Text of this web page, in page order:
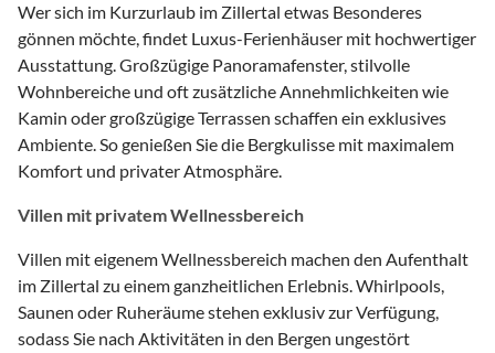
Wer sich im Kurzurlaub im Zillertal etwas Besonderes
gönnen möchte, findet Luxus-Ferienhäuser mit hochwertiger
Ausstattung. Großzügige Panoramafenster, stilvolle
Wohnbereiche und oft zusätzliche Annehmlichkeiten wie
Kamin oder großzügige Terrassen schaffen ein exklusives
Ambiente. So genießen Sie die Bergkulisse mit maximalem
Komfort und privater Atmosphäre.
Villen mit privatem Wellnessbereich
Villen mit eigenem Wellnessbereich machen den Aufenthalt
im Zillertal zu einem ganzheitlichen Erlebnis. Whirlpools,
Saunen oder Ruheräume stehen exklusiv zur Verfügung,
sodass Sie nach Aktivitäten in den Bergen ungestört